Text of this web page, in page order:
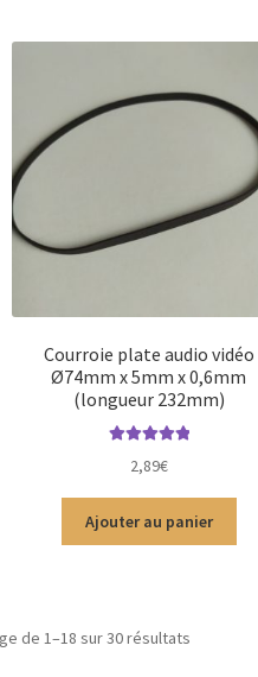
Courroie plate audio vidéo
Ø74mm x 5mm x 0,6mm
(longueur 232mm)
2,89€
Ajouter au panier
de 1–18 sur 30 résultats